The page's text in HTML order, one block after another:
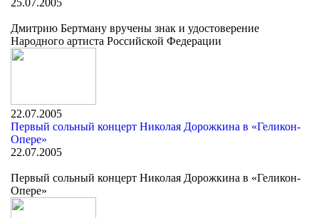
25.07.2005
Дмитрию Бертману вручены знак и удостоверение
Народного артиста Российской Федерации
22.07.2005
Первый сольный концерт Николая Дорожкина в «Геликон-
Опере»
22.07.2005
Первый сольный концерт Николая Дорожкина в «Геликон-
Опере»